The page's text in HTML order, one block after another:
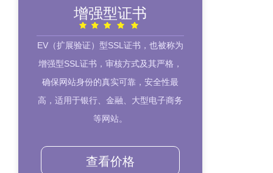
增强型证书
EV（扩展验证）型SSL证书，也被称为
增强型SSL证书，审核方式及其严格，
确保网站身份的真实可靠，安全性最
高，适用于银行、金融、大型电子商务
等网站。
查看价格